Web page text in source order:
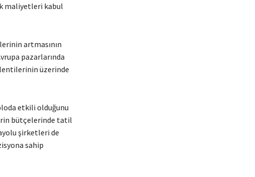
maliyetleri kabul
artmasının
pazarlarında
üzerinde
etkili olduğunu
bütçelerinde tatil
şirketleri de
sahip